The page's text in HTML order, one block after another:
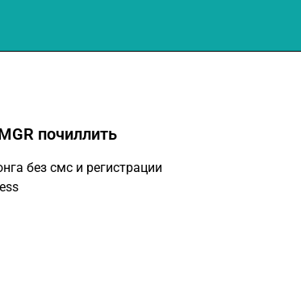
почиллить
без смс и регистрации​